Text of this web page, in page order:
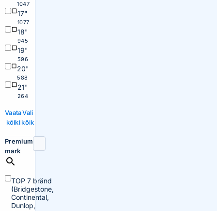
1047
17"
1077
18"
945
19"
596
20"
588
21"
264
Vaata
kõiki
Vali
kõik
Premium
mark
TOP 7 bränd
(Bridgestone,
Continental,
Dunlop,